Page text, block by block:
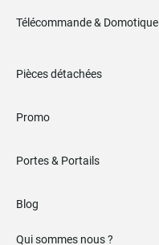
Télécommande & Domotique
Pièces détachées
Promo
Portes & Portails
Blog
Qui sommes nous ?